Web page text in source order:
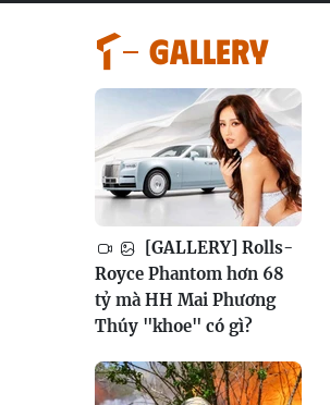
GALLERY
[GALLERY] Rolls-
Royce Phantom hơn 68
tỷ mà HH Mai Phương
Thúy "khoe" có gì?